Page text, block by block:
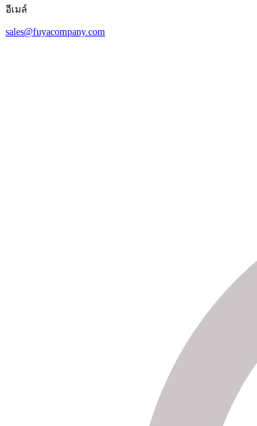
อีเมล์
sales@fuyacompany.com